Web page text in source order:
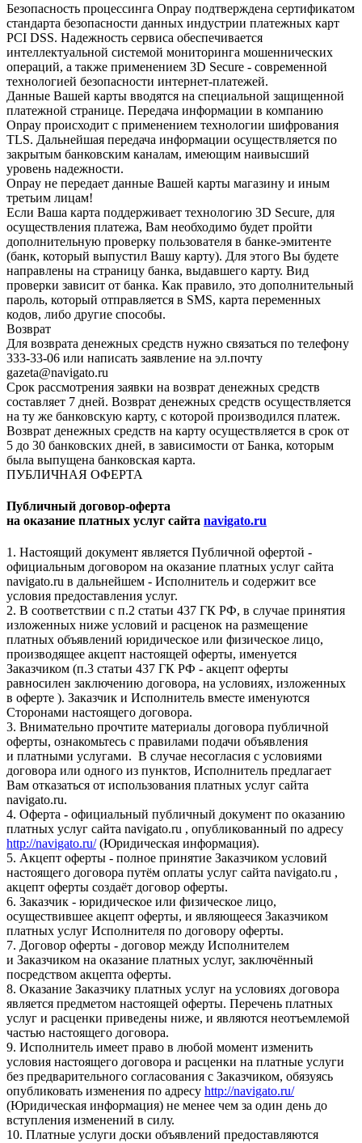
Безопасность процессинга Onpay подтверждена сертификатом
стандарта безопасности данных индустрии платежных карт
PCI DSS. Надежность сервиса обеспечивается
интеллектуальной системой мониторинга мошеннических
операций, а также применением 3D Secure - современной
технологией безопасности интернет-платежей.
Данные Вашей карты вводятся на специальной защищенной
платежной странице. Передача информации в компанию
Onpay происходит с применением технологии шифрования
TLS. Дальнейшая передача информации осуществляется по
закрытым банковским каналам, имеющим наивысший
уровень надежности.
Onpay не передает данные Вашей карты магазину и иным
третьим лицам!
Если Ваша карта поддерживает технологию 3D Secure, для
осуществления платежа, Вам необходимо будет пройти
дополнительную проверку пользователя в банке-эмитенте
(банк, который выпустил Вашу карту). Для этого Вы будете
направлены на страницу банка, выдавшего карту. Вид
проверки зависит от банка. Как правило, это дополнительный
пароль, который отправляется в SMS, карта переменных
кодов, либо другие способы.
Возврат
Для возврата денежных средств нужно связаться по телефону
333-33-06 или написать заявление на эл.почту
gazeta@navigato.ru
Срок рассмотрения заявки на возврат денежных средств
составляет 7 дней. Возврат денежных средств осуществляется
на ту же банковскую карту, с которой производился платеж.
Возврат денежных средств на карту осуществляется в срок от
5 до 30 банковских дней, в зависимости от Банка, которым
была выпущена банковская карта.
ПУБЛИЧНАЯ ОФЕРТА
Публичный договор-оферта
на оказание платных услуг сайта navigato.ru
1. Настоящий документ является Публичной офертой -
официальным договором на оказание платных услуг сайта
navigato.ru в дальнейшем - Исполнитель и содержит все
условия предоставления услуг.
2. В соответствии с п.2 статьи 437 ГК РФ, в случае принятия
изложенных ниже условий и расценок на размещение
платных объявлений юридическое или физическое лицо,
производящее акцепт настоящей оферты, именуется
Заказчиком (п.3 статьи 437 ГК РФ - акцепт оферты
равносилен заключению договора, на условиях, изложенных
в оферте ). Заказчик и Исполнитель вместе именуются
Сторонами настоящего договора.
3. Внимательно прочтите материалы договора публичной
оферты, ознакомьтесь с правилами подачи объявления
и платными услугами. В случае несогласия с условиями
договора или одного из пунктов, Исполнитель предлагает
Вам отказаться от использования платных услуг сайта
navigato.ru.
4. Оферта - официальный публичный документ по оказанию
платных услуг сайта navigato.ru , опубликованный по адресу
http://navigato.ru/(Юридическая информация).
5. Акцепт оферты - полное принятие Заказчиком условий
настоящего договора путём оплаты услуг сайта navigato.ru ,
акцепт оферты создаёт договор оферты.
6. Заказчик - юридическое или физическое лицо,
осуществившее акцепт оферты, и являющееся Заказчиком
платных услуг Исполнителя по договору оферты.
7. Договор оферты - договор между Исполнителем
и Заказчиком на оказание платных услуг, заключённый
посредством акцепта оферты.
8. Оказание Заказчику платных услуг на условиях договора
является предметом настоящей оферты. Перечень платных
услуг и расценки приведены ниже, и являются неотъемлемой
частью настоящего договора.
9. Исполнитель имеет право в любой момент изменить
условия настоящего договора и расценки на платные услуги
без предварительного согласования с Заказчиком, обязуясь
опубликовать изменения по адресу http://navigato.ru/
(Юридическая информация) не менее чем за один день до
вступления изменений в силу.
10. Платные услуги доски объявлений предоставляются